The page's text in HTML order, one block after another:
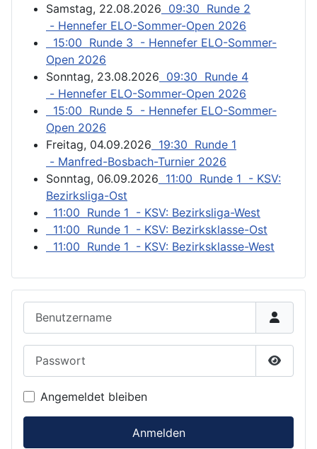
Samstag, 22.08.2026 09:30 Runde 2
- Hennefer ELO-Sommer-Open 2026
15:00 Runde 3 - Hennefer ELO-Sommer-
Open 2026
Sonntag, 23.08.2026 09:30 Runde 4
- Hennefer ELO-Sommer-Open 2026
15:00 Runde 5 - Hennefer ELO-Sommer-
Open 2026
Freitag, 04.09.2026 19:30 Runde 1
- Manfred-Bosbach-Turnier 2026
Sonntag, 06.09.2026 11:00 Runde 1 - KSV:
Bezirksliga-Ost
11:00 Runde 1 - KSV: Bezirksliga-West
11:00 Runde 1 - KSV: Bezirksklasse-Ost
11:00 Runde 1 - KSV: Bezirksklasse-West
Angemeldet bleiben
Anmelden